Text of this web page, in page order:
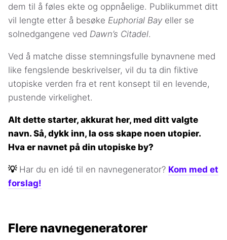
dem til å føles ekte og oppnåelige. Publikummet ditt
vil lengte etter å besøke Euphorial Bay eller se
solnedgangene ved Dawn’s Citadel.
Ved å matche disse stemningsfulle bynavnene med
like fengslende beskrivelser, vil du ta din fiktive
utopiske verden fra et rent konsept til en levende,
pustende virkelighet.
Alt dette starter, akkurat her, med ditt valgte
navn. Så, dykk inn, la oss skape noen utopier.
Hva er navnet på din utopiske by?
💡 Har du en idé til en navnegenerator? Kom med et
forslag!
Flere navnegeneratorer